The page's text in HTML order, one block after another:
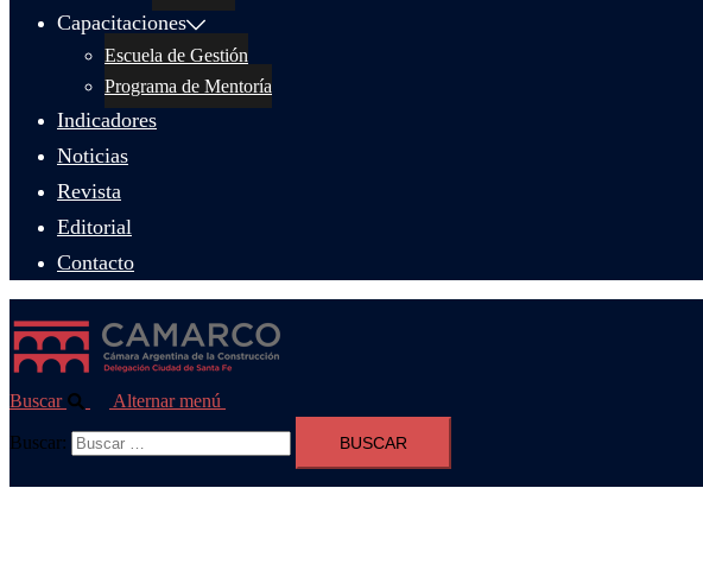
Capacitaciones
Escuela de Gestión
Programa de Mentoría
Indicadores
Noticias
Revista
Editorial
Contacto
Buscar Alternar menú
Buscar: